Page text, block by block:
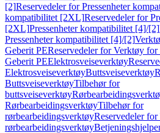
[2]Reservedeler for Pressenheter
kompatibilitet [2XL]Reservedeler for
[2XL]Pressenheter kompatibilitet [4]/[2]
Pressenheter kompatibilitet [4]/[2]
Geberit PEReservedeler for Verktøy
Geberit PEElektrosveiseverktøy
ElektrosveiseverktøyButtsveiseverktøy
ButtsveiseverktøyTilbehør for
buttsveiseverktøy
RørbearbeidingsverktøyTilbehør for
rørbearbeidingsverktøyReservedeler
rørbearbeidingsverktøy